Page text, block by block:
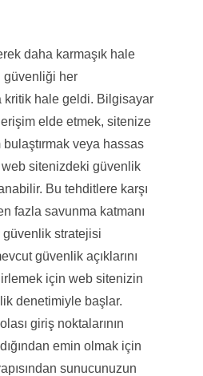
daha karmaşık hale
güvenliği her
kritik hale geldi. Bilgisayar
elde etmek, sitenize
bulaştırmak veya hassas
sitenizdeki güvenlik
Bu tehditlere karşı
fazla savunma katmanı
güvenlik stratejisi
güvenlik açıklarını
için web sitenizin
denetimiyle başlar.
giriş noktalarının
emin olmak için
sunucunuzun